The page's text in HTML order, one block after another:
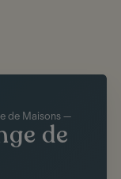
de Maisons —
de